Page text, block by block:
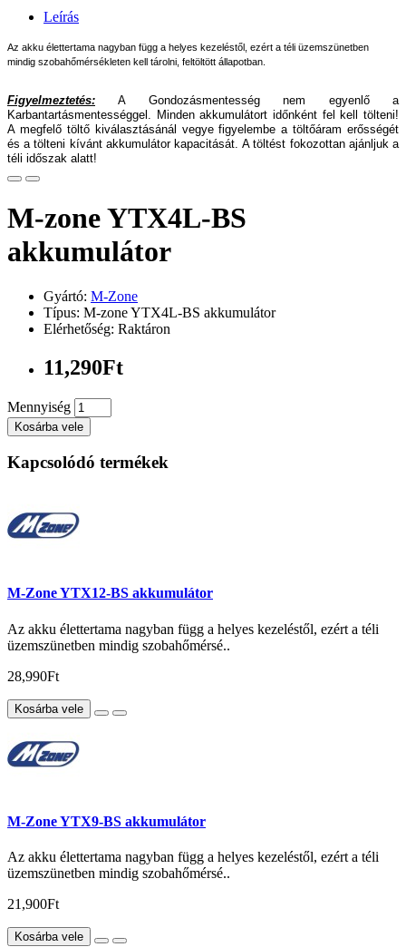
Leírás
Az akku élettertama nagyban függ a helyes kezeléstől, ezért a téli üzemszünetben
mindig szobahőmérsékleten kell tárolni, feltöltött állapotban.
Figyelmeztetés: A Gondozásmentesség nem egyenlő a
Karbantartásmentességgel. Minden akkumulátort időnként fel kell tölteni!
A megfelő töltő kiválasztásánál vegye figyelembe a töltőáram erősségét
és a tölteni kívánt akkumulátor kapacitását. A töltést fokozottan ajánljuk a
téli időszak alatt!
M-zone YTX4L-BS
akkumulátor
Gyártó: M-Zone
Típus: M-zone YTX4L-BS akkumulátor
Elérhetőség: Raktáron
11,290Ft
Mennyiség
Kosárba vele
Kapcsolódó termékek
M-Zone YTX12-BS akkumulátor
Az akku élettertama nagyban függ a helyes kezeléstől, ezért a téli
üzemszünetben mindig szobahőmérsé..
28,990Ft
Kosárba vele
M-Zone YTX9-BS akkumulátor
Az akku élettertama nagyban függ a helyes kezeléstől, ezért a téli
üzemszünetben mindig szobahőmérsé..
21,900Ft
Kosárba vele